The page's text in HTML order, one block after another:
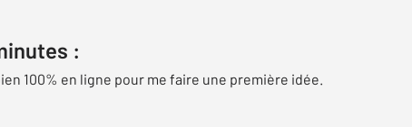
:
100% en ligne pour me faire une première idée.